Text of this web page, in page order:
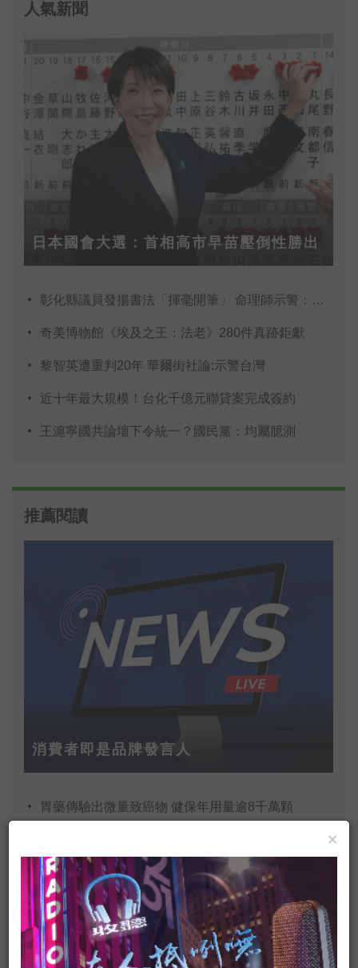
將成為歷史上「最後一本目錄」。圖為2021
人氣新聞
日本國會大選：首相高市早苗壓倒性勝出
彰化縣議員發揚書法「揮毫開筆」 命理師示警：不
奇美博物館《埃及之王：法老》280件真跡鉅獻
黎智英遭重判20年 華爾街社論:示警台灣
近十年最大規模！台化千億元聯貸案完成簽約
王滬寧國共論壇下令統一？國民黨：均屬臆測
推薦閱讀
消費者即是品牌發言人
胃藥傳驗出微量致癌物 健保年用量逾8千萬顆
大專UBA籃球賽 台藝大蕭順議砍下新高323分
對抗病魔故事傳愛 王友良的生命奇蹟
鉛塊包黃金走私出境 詐團騙6億警追回7700萬
×